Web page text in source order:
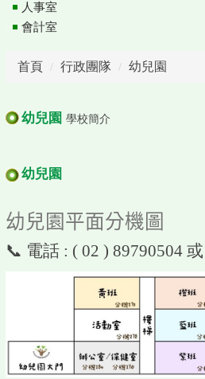
人事室
會計室
首頁 行政團隊 幼兒園
幼兒園 學校簡介
幼兒園
幼兒園平面分機圖
📞 電話 : ( 02 ) 89790504